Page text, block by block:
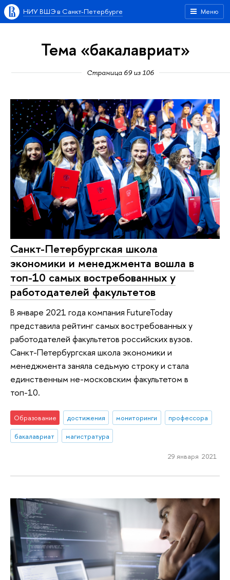
Меню
НИУ ВШЭ в Санкт-Петербурге
Тема «бакалавриат»
Страница 69 из 106
Санкт-Петербургская школа
экономики и менеджмента вошла в
топ-10 самых востребованных у
работодателей факультетов
В январе 2021 года компания FutureToday
представила рейтинг самых востребованных у
работодателей факультетов российских вузов.
Санкт-Петербургская школа экономики и
менеджмента заняла седьмую строку и стала
единственным не-московским факультетом в
топ-10.
Образование достижения мониторинги
профессора
бакалавриат
магистратура
29 января 2021